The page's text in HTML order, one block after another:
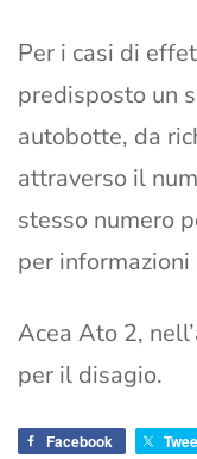
Per i casi di
predisposto un
autobotte, da
attraverso il
stesso numero
per
Acea Ato 2,
per il disagio.
Facebook